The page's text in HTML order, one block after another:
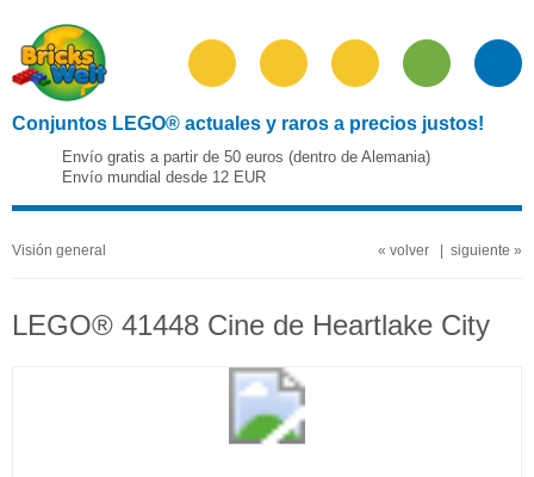
Conjuntos LEGO® actuales y raros a precios justos!
Envío gratis a partir de 50 euros (dentro de Alemania)
Envío mundial desde 12 EUR
Visión general « volver siguiente »
LEGO® 41448 Cine de Heartlake City